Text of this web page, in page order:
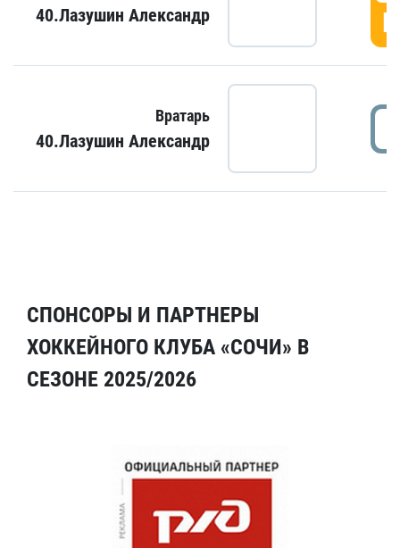
40.Лазушин Александр
Вратарь
40.Лазушин Александр
СПОНСОРЫ И ПАРТНЕРЫ
ХОККЕЙНОГО КЛУБА «СОЧИ» В
СЕЗОНЕ 2025/2026